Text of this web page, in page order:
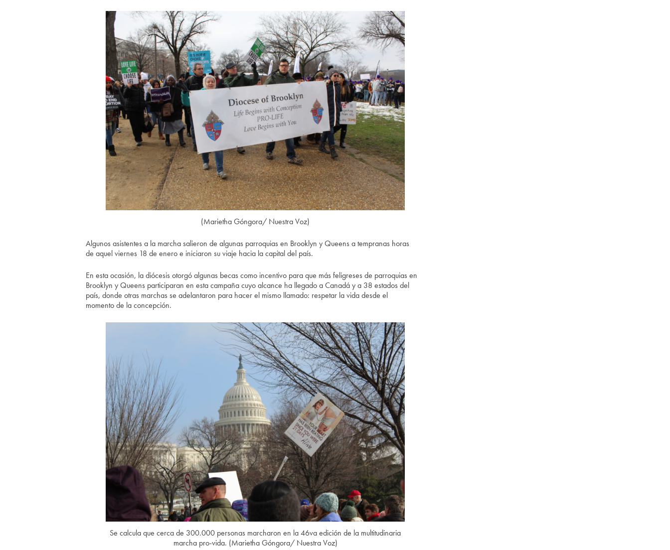
(Marietha Góngora/ Nuestra Voz)
Algunos asistentes a la marcha salieron de algunas parroquias en Brooklyn y Queens a tempranas horas
de aquel viernes 18 de enero e iniciaron su viaje hacia la capital del país.
En esta ocasión, la diócesis otorgó algunas becas como incentivo para que más feligreses de parroquias en
Brooklyn y Queens participaran en esta campaña cuyo alcance ha llegado a Canadá y a 38 estados del
país, donde otras marchas se adelantaron para hacer el mismo llamado: respetar la vida desde el
momento de la concepción.
Se calcula que cerca de 300.000 personas marcharon en la 46va edición de la multitudinaria
marcha pro-vida. (Marietha Góngora/ Nuestra Voz)